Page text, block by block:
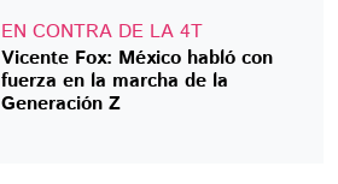
EN CONTRA DE LA 4T
Vicente Fox: México habló con
fuerza en la marcha de la
Generación Z